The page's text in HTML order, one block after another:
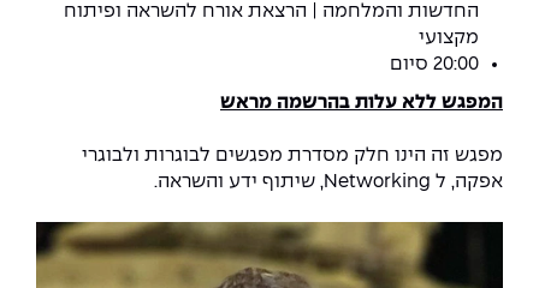
החדשות והמלחמה | הרצאת אורח להשראה ופיתוח
מקצועי
20:00 סיום
המפגש ללא עלות בהרשמה מראש
מפגש זה הינו חלק מסדרת מפגשים לבוגרות ולבוגרי
אפקה, ל Networking, שיתוף ידע והשראה.
קורסים מקצועיים מותאמים לארגונים
סמסטר ראשון בתיכון